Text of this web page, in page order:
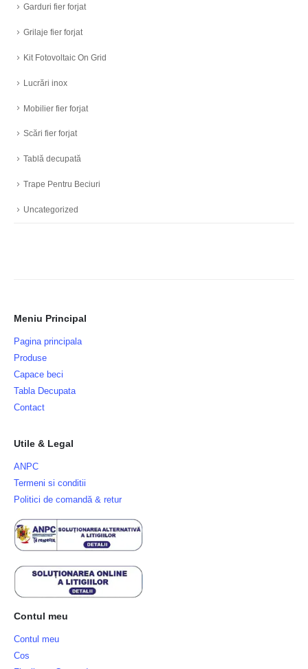
Garduri fier forjat
Grilaje fier forjat
Kit Fotovoltaic On Grid
Lucrări inox
Mobilier fier forjat
Scări fier forjat
Tablă decupată
Trape Pentru Beciuri
Uncategorized
Meniu Principal
Pagina principala
Produse
Capace beci
Tabla Decupata
Contact
Utile & Legal
ANPC
Termeni si conditii
Politici de comandă & retur
Contul meu
Contul meu
Cos